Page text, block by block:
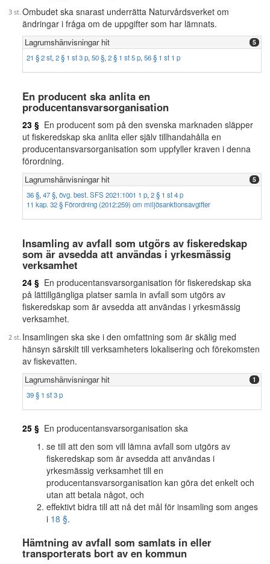
Ombudet ska snarast underrätta Naturvårdsverket om
ändringar i fråga om de uppgifter som har lämnats.
Lagrumshänvisningar hit 5
21 § 2 st, 2 § 1 st 3 p, 50 §, 2 § 1 st 5 p, 56 § 1 st 1 p
En producent ska anlita en
producentansvarsorganisation
23 § En producent som på den svenska marknaden släpper
ut fiskeredskap ska anlita eller själv tillhandahålla en
producentansvarsorganisation som uppfyller kraven i denna
förordning.
Lagrumshänvisningar hit 5
36 §, 47 §, övg. best. SFS 2021:1001 1 p, 2 § 1 st 4 p
11 kap. 32 § Förordning (2012:259) om miljösanktionsavgifter
Insamling av avfall som utgörs av fiskeredskap
som är avsedda att användas i yrkesmässig
verksamhet
24 § En producentansvarsorganisation för fiskeredskap ska
på lättillgängliga platser samla in avfall som utgörs av
fiskeredskap som är avsedda att användas i yrkesmässig
verksamhet.
Insamlingen ska ske i den omfattning som är skälig med
hänsyn särskilt till verksamheters lokalisering och förekomsten
av fiskevatten.
Lagrumshänvisningar hit 1
39 § 1 st 3 p
25 § En producentansvarsorganisation ska
se till att den som vill lämna avfall som utgörs av
fiskeredskap som är avsedda att användas i
yrkesmässig verksamhet till en
producentansvarsorganisation kan göra det enkelt och
utan att betala något, och
effektivt bidra till att nå det mål för insamling som anges
i 18 §.
Hämtning av avfall som samlats in eller
transporterats bort av en kommun